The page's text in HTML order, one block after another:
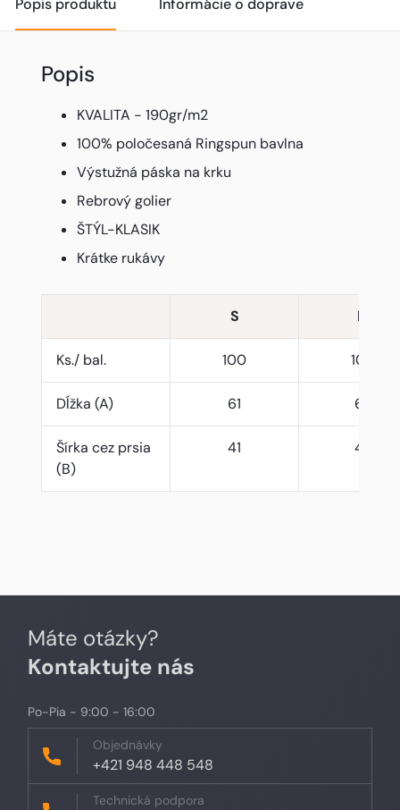
Popis produktu Informácie o doprave
Popis
KVALITA - 190gr/m2
100% poločesaná Ringspun bavlna
Výstužná páska na krku
Rebrový golier
ŠTÝL-KLASIK
Krátke rukávy
S M
Ks./ bal. 100 100
Dĺžka (A) 61 63
Šírka cez prsia
(B)
41 44
Máte otázky?
Kontaktujte nás
Po-Pia - 9:00 - 16:00
Objednávky
+421 948 448 548
Technická podpora